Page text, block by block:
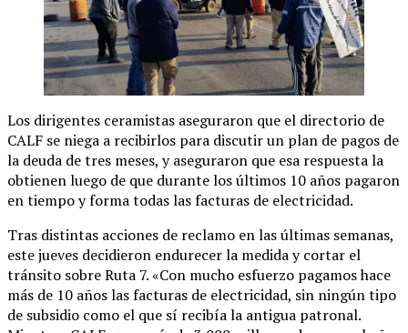
Los dirigentes ceramistas aseguraron que el directorio de
CALF se niega a recibirlos para discutir un plan de pagos de
la deuda de tres meses, y aseguraron que esa respuesta la
obtienen luego de que durante los últimos 10 años pagaron
en tiempo y forma todas las facturas de electricidad.
Tras distintas acciones de reclamo en las últimas semanas,
este jueves decidieron endurecer la medida y cortar el
tránsito sobre Ruta 7. «Con mucho esfuerzo pagamos hace
más de 10 años las facturas de electricidad, sin ningún tipo
de subsidio como el que sí recibía la antigua patronal.